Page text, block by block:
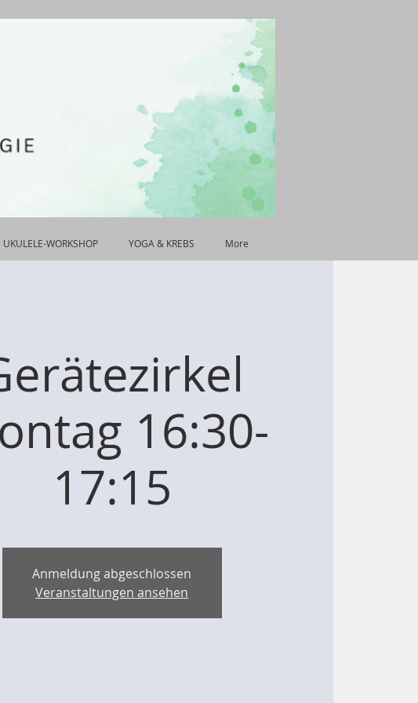
UKULELE-WORKSHOP YOGA & KREBS More
16:30-
17:15
Anmeldung abgeschlossen
Veranstaltungen ansehen